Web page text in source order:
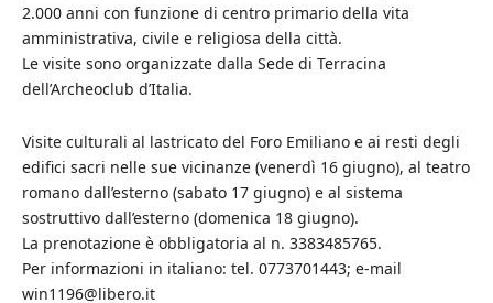
2.000 anni con funzione di centro primario della vita
amministrativa, civile e religiosa della città.
Le visite sono organizzate dalla Sede di Terracina
dell’Archeoclub d’Italia.
Visite culturali al lastricato del Foro Emiliano e ai resti degli
edifici sacri nelle sue vicinanze (venerdì 16 giugno), al teatro
romano dall’esterno (sabato 17 giugno) e al sistema
sostruttivo dall’esterno (domenica 18 giugno).
La prenotazione è obbligatoria al n. 3383485765.
Per informazioni in italiano: tel. 0773701443; e-mail
win1196@libero.it